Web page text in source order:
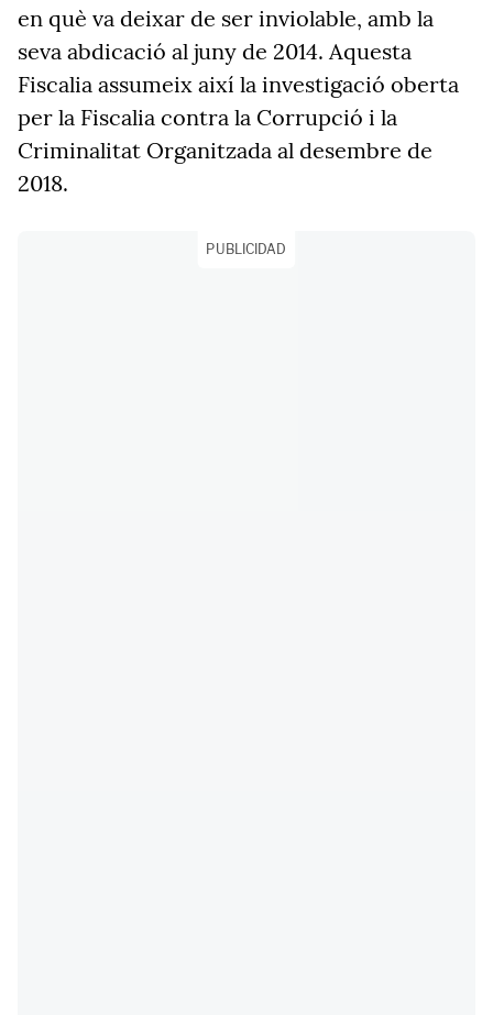
en què va deixar de ser inviolable, amb la
seva abdicació al juny de 2014. Aquesta
Fiscalia assumeix així la investigació oberta
per la Fiscalia contra la Corrupció i la
Criminalitat Organitzada al desembre de
2018.
PUBLICIDAD